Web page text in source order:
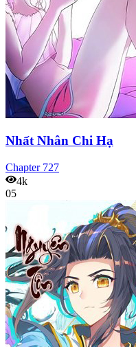
Nhất Nhân Chi Hạ
Chapter 727
4k
05